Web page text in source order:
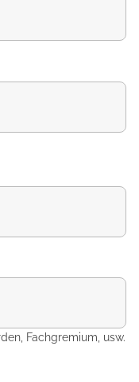
Fachgremium, usw.